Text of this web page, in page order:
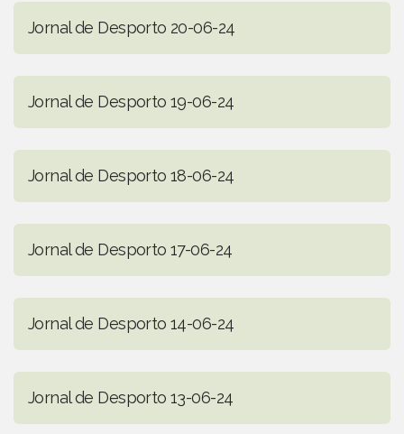
Jornal de Desporto 20-06-24
Jornal de Desporto 19-06-24
Jornal de Desporto 18-06-24
Jornal de Desporto 17-06-24
Jornal de Desporto 14-06-24
Jornal de Desporto 13-06-24